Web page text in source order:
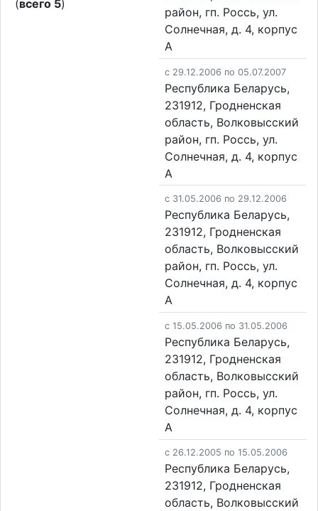
(всего 5)
район, гп. Россь, ул.
Солнечная, д. 4, корпус
А
c 29.12.2006 по 05.07.2007
Республика Беларусь,
231912, Гродненская
область, Волковысский
район, гп. Россь, ул.
Солнечная, д. 4, корпус
А
c 31.05.2006 по 29.12.2006
Республика Беларусь,
231912, Гродненская
область, Волковысский
район, гп. Россь, ул.
Солнечная, д. 4, корпус
А
c 15.05.2006 по 31.05.2006
Республика Беларусь,
231912, Гродненская
область, Волковысский
район, гп. Россь, ул.
Солнечная, д. 4, корпус
А
c 26.12.2005 по 15.05.2006
Республика Беларусь,
231912, Гродненская
область, Волковысский